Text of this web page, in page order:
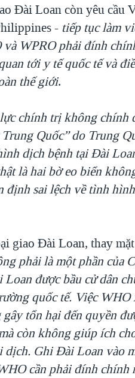
Đài Loan còn yêu cầu
- tiếp tục làm
WPRO phải đính
tới y tế quốc tế và
thế giới.
chính trị không chính
Quốc” do Trung
dịch bệnh tại Đài
là hai bờ eo biển
định sai lệch về tình
giao Đài Loan, thay
phải là một phần của
được bầu cử dân
quốc tế. Việc WHO
tổn hại đến quyền
còn không giúp ích
dịch. Ghi Đài Loan vào
cần phải đính chính